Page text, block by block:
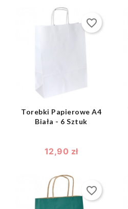
Torebki Papierowe A4
Biała - 6 Sztuk
12,90 zł
favorite_border
favorite_border